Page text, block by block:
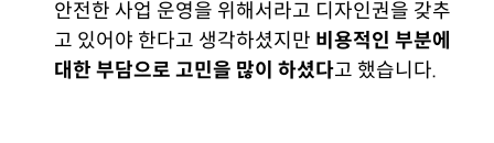
안전한 사업 운영을 위해서라고 디자인권을 갖추
고 있어야 한다고 생각하셨지만 비용적인 부분에
대한 부담으로 고민을 많이 하셨다고 했습니다.